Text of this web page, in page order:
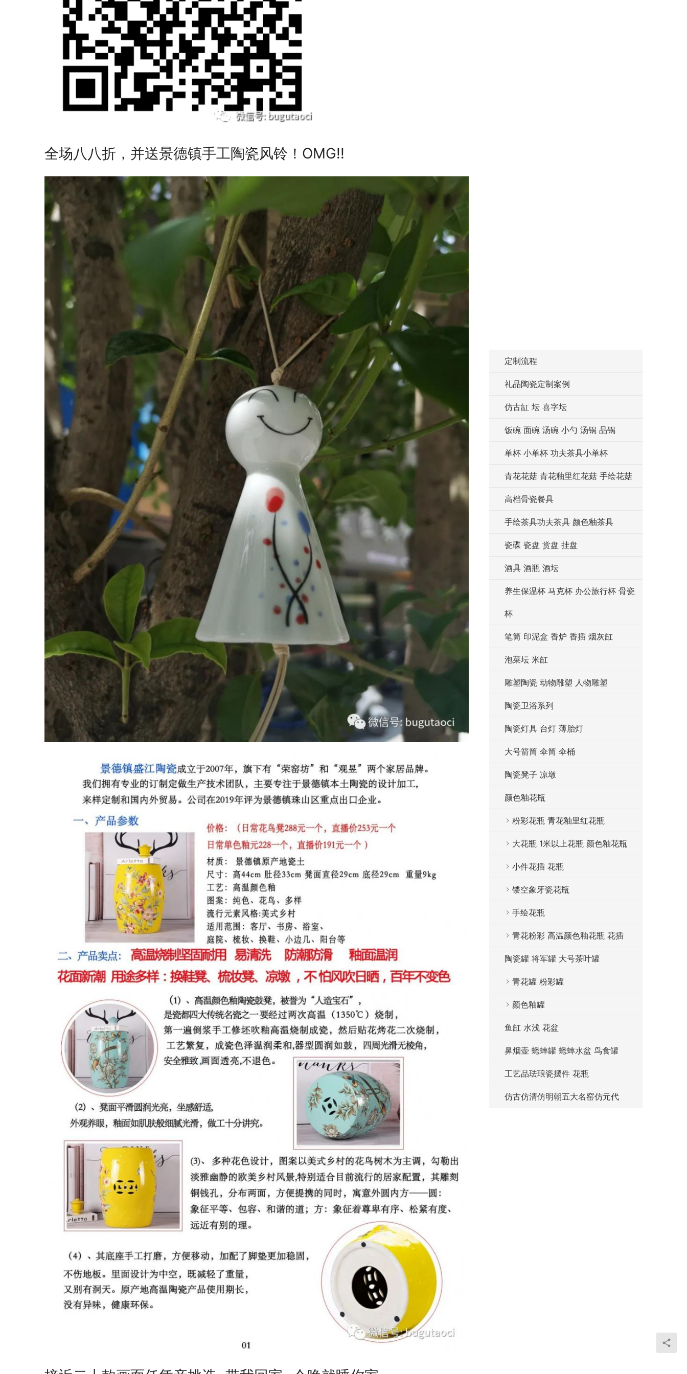
全场八八折，并送景德镇手工陶瓷风铃！OMG!!
定制流程
礼品陶瓷定制案例
仿古缸 坛 喜字坛
饭碗 面碗 汤碗 小勺 汤锅 品锅
单杯 小单杯 功夫茶具小单杯
青花花菇 青花釉里红花菇 手绘花菇
高档骨瓷餐具
手绘茶具功夫茶具 颜色釉茶具
瓷碟 瓷盘 赏盘 挂盘
酒具 酒瓶 酒坛
养生保温杯 马克杯 办公旅行杯 骨瓷
杯
笔筒 印泥盒 香炉 香插 烟灰缸
泡菜坛 米缸
雕塑陶瓷 动物雕塑 人物雕塑
陶瓷卫浴系列
陶瓷灯具 台灯 薄胎灯
大号箭筒 伞筒 伞桶
陶瓷凳子 凉墩
颜色釉花瓶
粉彩花瓶 青花釉里红花瓶
大花瓶 1米以上花瓶 颜色釉花瓶
小件花插 花瓶
镂空象牙瓷花瓶
手绘花瓶
青花粉彩 高温颜色釉花瓶 花插
陶瓷罐 将军罐 大号茶叶罐
青花罐 粉彩罐
颜色釉罐
鱼缸 水浅 花盆
鼻烟壶 蟋蟀罐 蟋蟀水盆 鸟食罐
工艺品珐琅瓷摆件 花瓶
仿古仿清仿明朝五大名窑仿元代